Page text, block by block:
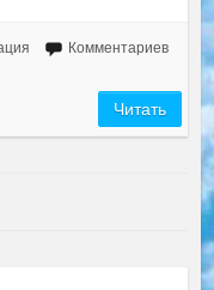
Комментариев
Читать